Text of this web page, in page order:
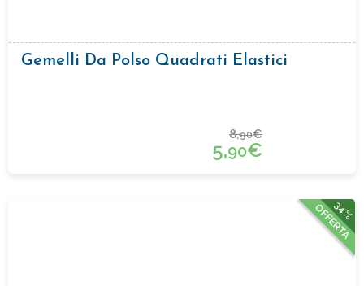
Gemelli Da Polso Quadrati Elastici
8,90€
5,90€
34%
OFFERTA